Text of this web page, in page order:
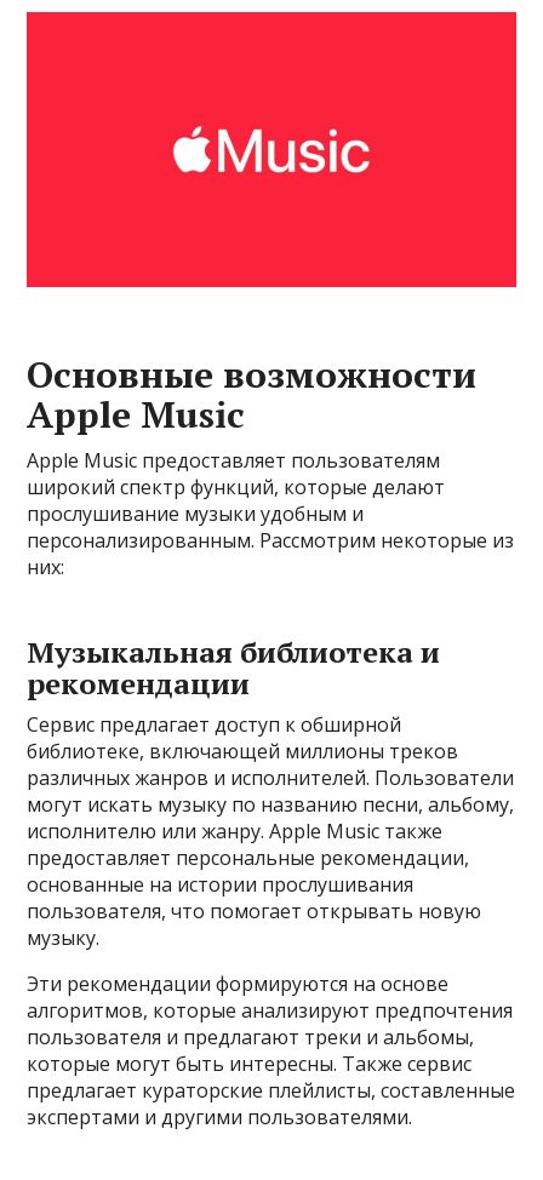
Основные возможности
Apple Music
Apple Music предоставляет пользователям
широкий спектр функций, которые делают
прослушивание музыки удобным и
персонализированным. Рассмотрим некоторые из
них:
Музыкальная библиотека и
рекомендации
Сервис предлагает доступ к обширной
библиотеке, включающей миллионы треков
различных жанров и исполнителей. Пользователи
могут искать музыку по названию песни, альбому,
исполнителю или жанру. Apple Music также
предоставляет персональные рекомендации,
основанные на истории прослушивания
пользователя, что помогает открывать новую
музыку.
Эти рекомендации формируются на основе
алгоритмов, которые анализируют предпочтения
пользователя и предлагают треки и альбомы,
которые могут быть интересны. Также сервис
предлагает кураторские плейлисты, составленные
экспертами и другими пользователями.